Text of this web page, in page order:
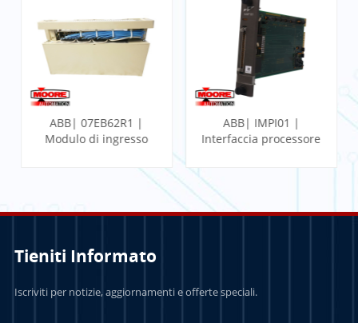
ABB| 07EB62R1 |
Modulo di ingresso
ABB| IMPI01 |
Interfaccia processore
Tieniti Informato
Iscriviti per notizie, aggiornamenti e offerte speciali.